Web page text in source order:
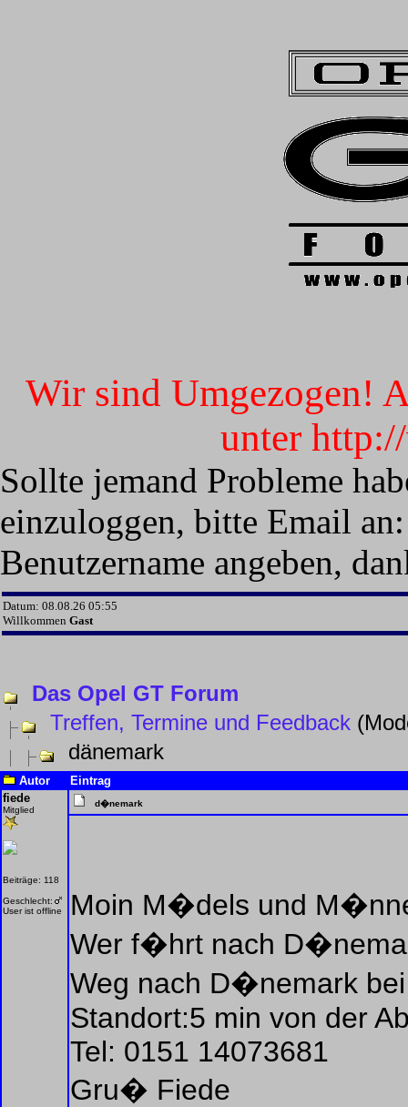
Wir sind Umgezogen!
unter
Sollte jemand Probleme
einzuloggen, bitte Email
Benutzername angeben,
Datum: 08.08.26 05:55
Willkommen Gast
Das Opel GT Forum
Treffen, Termine und Feedback
dänemark
Autor
Eintrag
fiede
Mitglied
Beiträge: 118
Geschlecht:
User ist offline
d�nemark
Moin M�dels und
Wer f�hrt nach
Weg nach D�nemark
Standort:5 min von der
Tel: 0151 14073681
Gru� Fiede